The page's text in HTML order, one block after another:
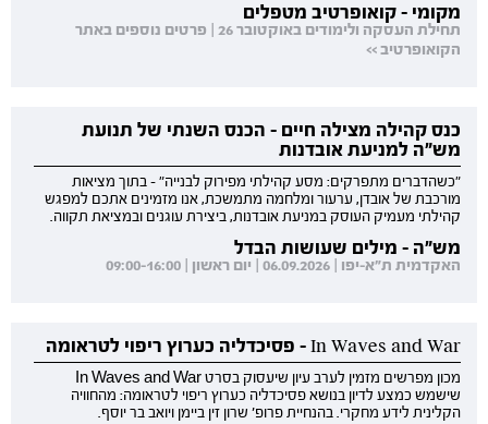
מקומי - קואופרטיב מטפלים
תחילת העסקה ולימודים באוקטובר 26 | פרטים נוספים באתר
הקואופרטיב >>
כנס קהילה מצילה חיים - הכנס השנתי של תנועת
מש"ה למניעת אובדנות
"כשהדברים מתפרקים: מסע קהילתי מפירוק לבנייה" - בתוך מציאות
מורכבת של אובדן, ערעור ומלחמה מתמשכת, אנו מזמינים אתכם למפגש
קהילתי מעמיק העוסק במניעת אובדנות, ביצירת עוגנים ובמציאת תקווה.
מש"ה - מילים שעושות הבדל
האקדמית ת"א-יפו | 06.09.2026 | יום ראשון | 09:00-16:00
In Waves and War - פסיכדליה כערוץ ריפוי לטראומה
מכון מפרשים מזמין לערב עיון שיעסוק בסרט In Waves and War
שישמש כמצע לדיון בנושא פסיכדליה כערוץ ריפוי לטראומה: מהחוויה
הקלינית לידע מחקרי. בהנחיית פרופ' שרון זין ביימן ויואב בר יוסף.